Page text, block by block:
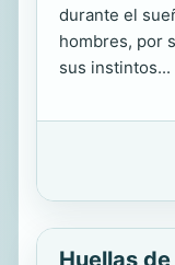
durante el
hombres, por
sus instintos...
Huellas